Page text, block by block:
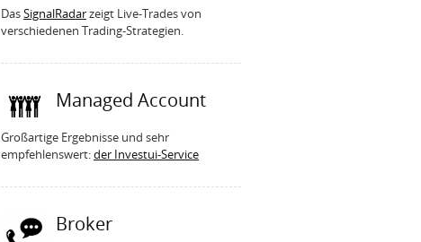
DasSignalRadarzeigt Live-Trades von
verschiedenen Trading-Strategien.
Managed Account
Großartige Ergebnisse und sehr
empfehlenswert:der Investui-Service
Broker